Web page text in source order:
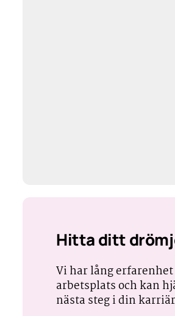
Hitta ditt
Vi har lång
arbetsplats och kan
nästa steg i din